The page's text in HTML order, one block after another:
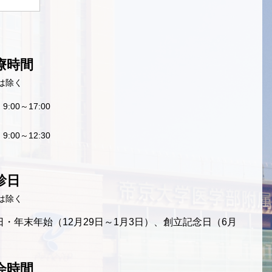
時間
除く
9:00～17:00
9:00～12:30
日
除く
・年末年始（12月29日～1月3日）、創立記念日（6月
時間